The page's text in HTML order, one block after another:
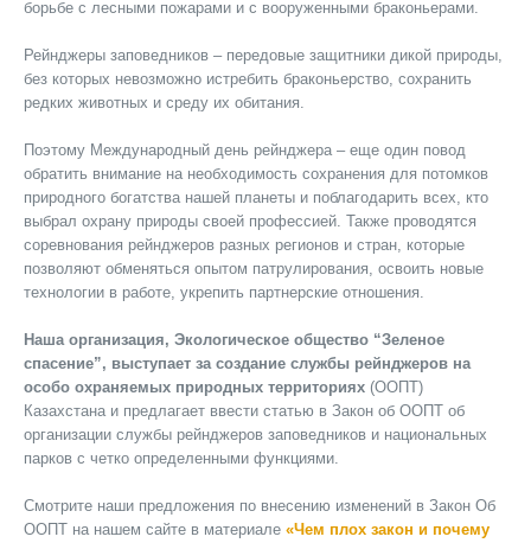
борьбе с лесными пожарами и с вооруженными браконьерами.
Рейнджеры заповедников – передовые защитники дикой природы,
без которых невозможно истребить браконьерство, сохранить
редких животных и среду их обитания.
Поэтому Международный день рейнджера – еще один повод
обратить внимание на необходимость сохранения для потомков
природного богатства нашей планеты и поблагодарить всех, кто
выбрал охрану природы своей профессией. Также проводятся
соревнования рейнджеров разных регионов и стран, которые
позволяют обменяться опытом патрулирования, освоить новые
технологии в работе, укрепить партнерские отношения.
Наша организация, Экологическое общество “Зеленое
спасение”, выступает за создание службы рейнджеров на
особо охраняемых природных территориях (ООПТ)
Казахстана и предлагает ввести статью в Закон об ООПТ об
организации службы рейнджеров заповедников и национальных
парков с четко определенными функциями.
Смотрите наши предложения по внесению изменений в Закон Об
ООПТ на нашем сайте в материале «Чем плох закон и почему